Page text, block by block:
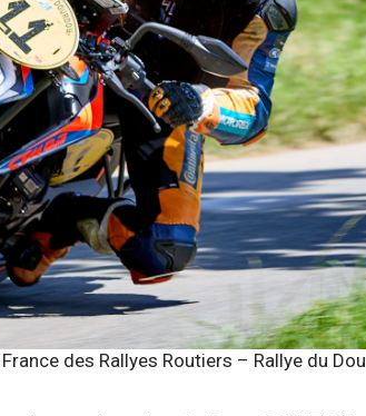
des Rallyes Routiers – Rallye du